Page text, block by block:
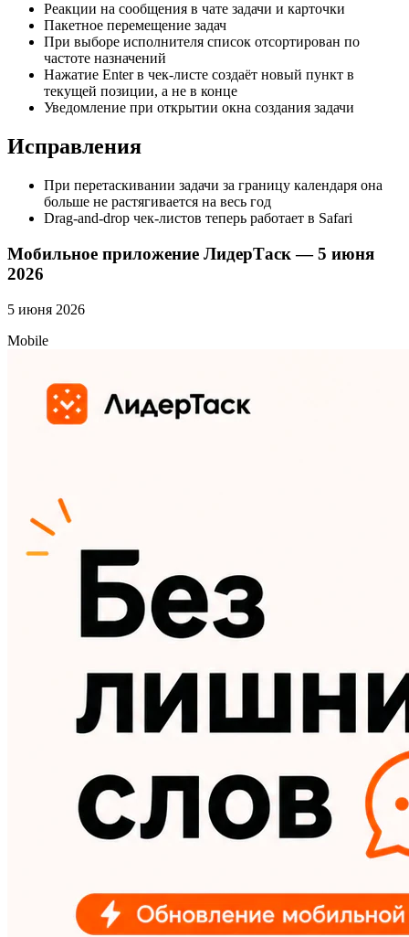
Реакции на сообщения в чате задачи и карточки
Пакетное перемещение задач
При выборе исполнителя список отсортирован по
частоте назначений
Нажатие Enter в чек-листе создаёт новый пункт в
текущей позиции, а не в конце
Уведомление при открытии окна создания задачи
Исправления
При перетаскивании задачи за границу календаря она
больше не растягивается на весь год
Drag-and-drop чек-листов теперь работает в Safari
Мобильное приложение ЛидерТаск — 5 июня
2026
5 июня 2026
Mobile